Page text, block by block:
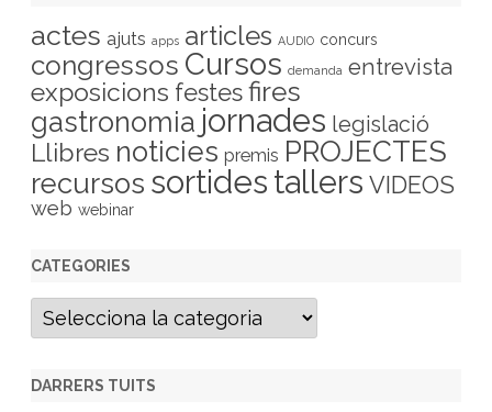
actes ajuts apps articles AUDIO concurs
congressos Cursos demanda entrevista
exposicions festesfires
gastronomia jornades legislació
Llibres noticies premis PROJECTES
recursos sortides tallers VIDEOS
web webinar
CATEGORIES
C
t
g
DARRERS TUITS